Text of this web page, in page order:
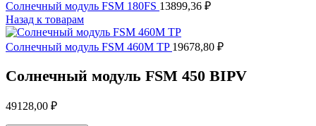
Солнечный модуль FSM 180FS 13899,36 ₽
Назад к товарам
Солнечный модуль FSM 460M TP 19678,80 ₽
Солнечный модуль FSM 450 BIPV
49128,00 ₽